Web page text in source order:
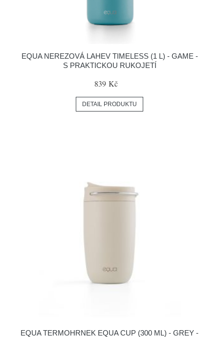
EQUA NEREZOVÁ LAHEV TIMELESS (1 L) - GAME -
S PRAKTICKOU RUKOJETÍ
839 Kč
DETAIL PRODUKTU
EQUA TERMOHRNEK EQUA CUP (300 ML) - GREY -